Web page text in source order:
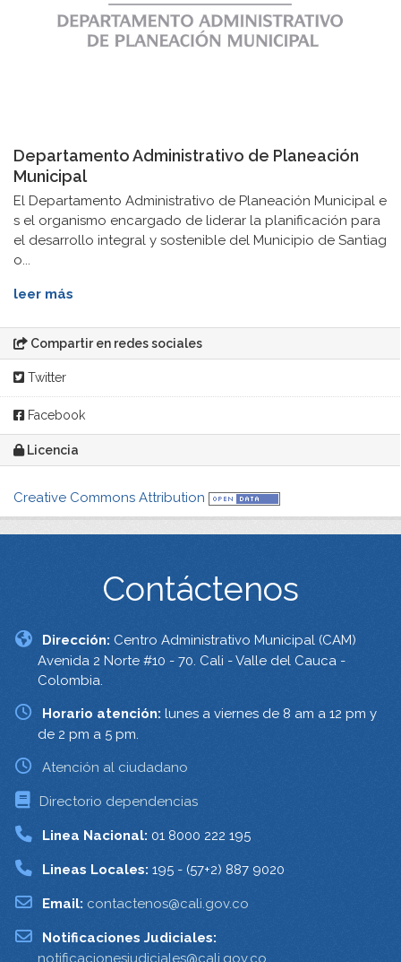
Departamento Administrativo de Planeación
Municipal
El Departamento Administrativo de Planeación Municipal e
s el organismo encargado de liderar la planificación para
el desarrollo integral y sostenible del Municipio de Santiag
o...
leer más
Compartir en redes sociales
Twitter
Facebook
Licencia
Creative Commons Attribution
Contáctenos
Dirección: Centro Administrativo Municipal (CAM)
Avenida 2 Norte #10 - 70. Cali - Valle del Cauca -
Colombia.
Horario atención: lunes a viernes de 8 am a 12 pm y
de 2 pm a 5 pm.
Atención al ciudadano
Directorio dependencias
Linea Nacional: 01 8000 222 195
Lineas Locales: 195 - (57+2) 887 9020
Email: contactenos@cali.gov.co
Notificaciones Judiciales:
notificacionesjudiciales@cali.gov.co